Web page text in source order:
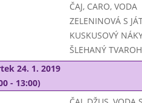
ČAJ, CARO, VODA
ZELENINOVÁ S
KUSKUSOVÝ
ŠLEHANÝ
24. 1. 2019
- 13:00)